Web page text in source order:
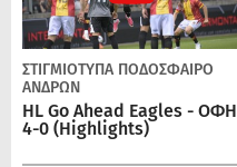
ΣΤΙΓΜΙΟΤΥΠΑ ΠΟΔΌΣΦΑΙΡΟ
ΑΝΔΡΏΝ
HL Go Ahead Eagles - ΟΦΗ
4-0 (Highlights)